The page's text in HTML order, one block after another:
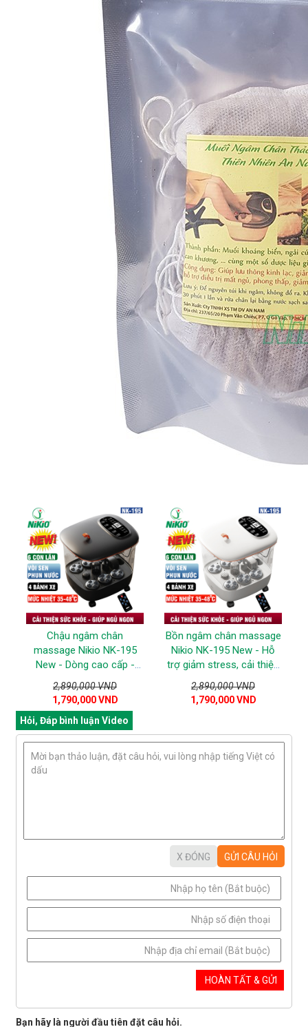
Chậu ngâm chân
massage Nikio NK-195
New - Dòng cao cấp -
Màu đen
2,890,000 VND
1,790,000 VND
Bồn ngâm chân massage
Nikio NK-195 New - Hỗ
trợ giảm stress, cải thiện
giấc ngủ, tăng tuần hoàn
máu - Màu Trắng
2,890,000 VND
1,790,000 VND
Hỏi, Đáp bình luận Video
Bạn hãy là người đầu tiên đặt câu hỏi.